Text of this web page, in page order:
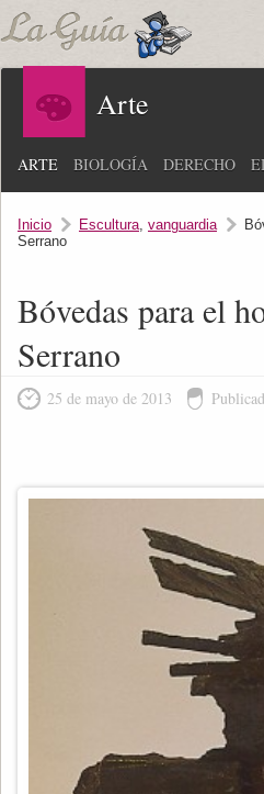
Arte
ARTE BIOLOGÍA DERECHO
Inicio Escultura, vanguardia
Serrano
Bóvedas para el
Serrano
25 de mayo de 2013